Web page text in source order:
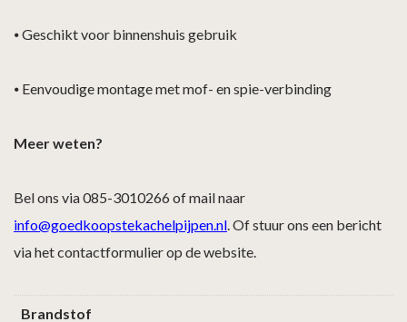
⦁Geschikt voor binnenshuis gebruik
⦁ Eenvoudige montage met mof- en spie-verbinding
Meer weten?
Bel ons via 085-3010266 of mail naar
info@goedkoopstekachelpijpen.nl. Of stuur ons een bericht
via het contactformulier op de website.
Brandstof